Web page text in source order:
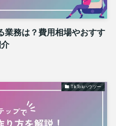
業務は？費用相場やおすす
TikTokハウツー